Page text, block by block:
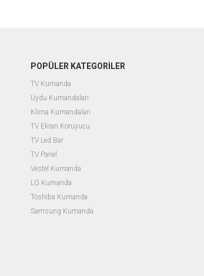
POPÜLER KATEGORİLER
TV Kumanda
Uydu Kumandaları
Klima Kumandaları
TV Ekran Koruyucu
TV Led Bar
TV Panel
Vestel Kumanda
LG Kumanda
Toshiba Kumanda
Samsung Kumanda